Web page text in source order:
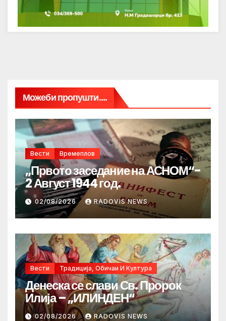
Можеби пропушти....
Вести Времеплов
„Првото заседание на АСНОМ“-
2 Август 1944 год.
02/08/2026 RADOVIS NEWS
Вести Традиција, Обичаи И Култура
Денеска се слави Св. Пророк
Илија – „ИЛИНДЕН“
02/08/2026 RADOVIS NEWS